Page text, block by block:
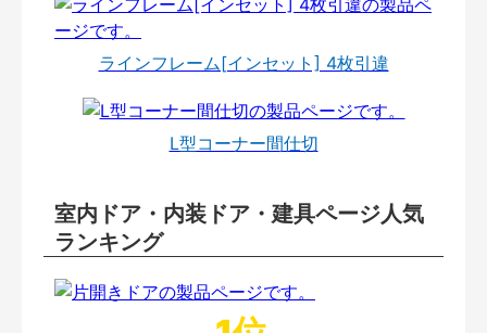
ラインフレーム[インセット] 4枚引違
L型コーナー間仕切
室内ドア・内装ドア・建具ページ人気
ランキング